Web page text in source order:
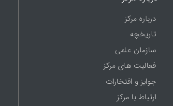
درباره مرکز
تاریخچه
سازمان علمی
فعالیت های مرکز
جوایز و افتخارات
ارتباط با مرکز